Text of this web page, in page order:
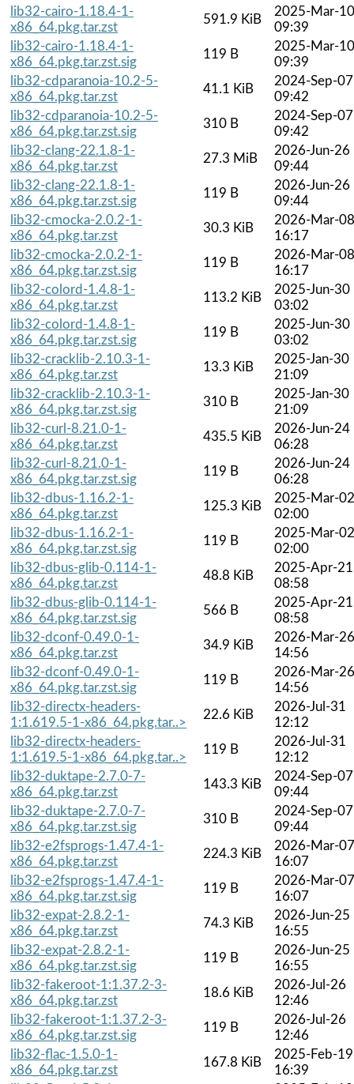
lib32-cairo-1.18.4-1-
x86_64.pkg.tar.zst
591.9 KiB
2025-Mar-10
09:39
lib32-cairo-1.18.4-1-
x86_64.pkg.tar.zst.sig
119 B
2025-Mar-10
09:39
lib32-cdparanoia-10.2-5-
x86_64.pkg.tar.zst
41.1 KiB
2024-Sep-07
09:42
lib32-cdparanoia-10.2-5-
x86_64.pkg.tar.zst.sig
310 B
2024-Sep-07
09:42
lib32-clang-22.1.8-1-
x86_64.pkg.tar.zst
27.3 MiB
2026-Jun-26
09:44
lib32-clang-22.1.8-1-
x86_64.pkg.tar.zst.sig
119 B
2026-Jun-26
09:44
lib32-cmocka-2.0.2-1-
x86_64.pkg.tar.zst
30.3 KiB
2026-Mar-08
16:17
lib32-cmocka-2.0.2-1-
x86_64.pkg.tar.zst.sig
119 B
2026-Mar-08
16:17
lib32-colord-1.4.8-1-
x86_64.pkg.tar.zst
113.2 KiB
2025-Jun-30
03:02
lib32-colord-1.4.8-1-
x86_64.pkg.tar.zst.sig
119 B
2025-Jun-30
03:02
lib32-cracklib-2.10.3-1-
x86_64.pkg.tar.zst
13.3 KiB
2025-Jan-30
21:09
lib32-cracklib-2.10.3-1-
x86_64.pkg.tar.zst.sig
310 B
2025-Jan-30
21:09
lib32-curl-8.21.0-1-
x86_64.pkg.tar.zst
435.5 KiB
2026-Jun-24
06:28
lib32-curl-8.21.0-1-
x86_64.pkg.tar.zst.sig
119 B
2026-Jun-24
06:28
lib32-dbus-1.16.2-1-
x86_64.pkg.tar.zst
125.3 KiB
2025-Mar-02
02:00
lib32-dbus-1.16.2-1-
x86_64.pkg.tar.zst.sig
119 B
2025-Mar-02
02:00
lib32-dbus-glib-0.114-1-
x86_64.pkg.tar.zst
48.8 KiB
2025-Apr-21
08:58
lib32-dbus-glib-0.114-1-
x86_64.pkg.tar.zst.sig
566 B
2025-Apr-21
08:58
lib32-dconf-0.49.0-1-
x86_64.pkg.tar.zst
34.9 KiB
2026-Mar-26
14:56
lib32-dconf-0.49.0-1-
x86_64.pkg.tar.zst.sig
119 B
2026-Mar-26
14:56
lib32-directx-headers-
1:1.619.5-1-x86_64.pkg.tar..>
22.6 KiB
2026-Jul-31
12:12
lib32-directx-headers-
1:1.619.5-1-x86_64.pkg.tar..>
119 B
2026-Jul-31
12:12
lib32-duktape-2.7.0-7-
x86_64.pkg.tar.zst
143.3 KiB
2024-Sep-07
09:44
lib32-duktape-2.7.0-7-
x86_64.pkg.tar.zst.sig
310 B
2024-Sep-07
09:44
lib32-e2fsprogs-1.47.4-1-
x86_64.pkg.tar.zst
224.3 KiB
2026-Mar-07
16:07
lib32-e2fsprogs-1.47.4-1-
x86_64.pkg.tar.zst.sig
119 B
2026-Mar-07
16:07
lib32-expat-2.8.2-1-
x86_64.pkg.tar.zst
74.3 KiB
2026-Jun-25
16:55
lib32-expat-2.8.2-1-
x86_64.pkg.tar.zst.sig
119 B
2026-Jun-25
16:55
lib32-fakeroot-1:1.37.2-3-
x86_64.pkg.tar.zst
18.6 KiB
2026-Jul-26
12:46
lib32-fakeroot-1:1.37.2-3-
x86_64.pkg.tar.zst.sig
119 B
2026-Jul-26
12:46
lib32-flac-1.5.0-1-
x86_64.pkg.tar.zst
167.8 KiB
2025-Feb-19
16:39